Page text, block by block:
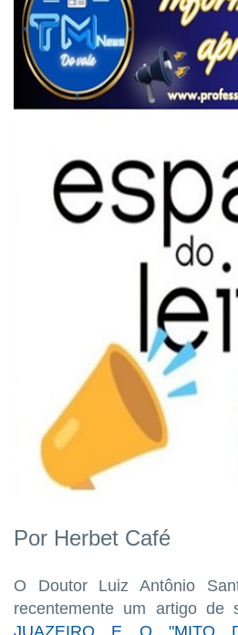
Por Herbet Café
O Doutor Luiz Antônio
recentemente um artigo de
JUAZEIRO E O "MITO